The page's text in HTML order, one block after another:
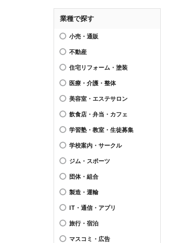
業種で探す
小売・通販
不動産
住宅リフォーム・塗装
医療・介護・整体
美容室・エステサロン
飲食店・弁当・カフェ
学習塾・教室・生徒募集
学校案内・サークル
ジム・スポーツ
団体・組合
製造・運輸
IT・通信・アプリ
旅行・宿泊
マスコミ・広告